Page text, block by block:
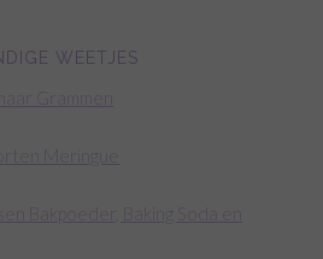
WEETJES
Grammen
Meringue
Bakpoeder, Baking Soda en